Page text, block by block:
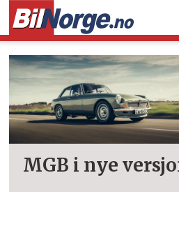
Tag:
mgb
MGB i nye